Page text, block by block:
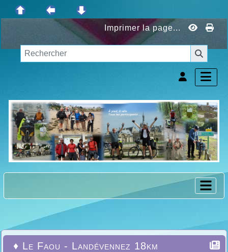
Imprimer la page...
♦ Le Faou - Landévennez 18km